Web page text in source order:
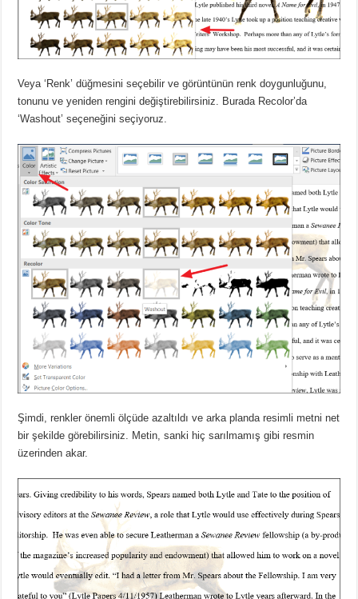
Veya ‘Renk’ düğmesini seçebilir ve görüntünün renk doygunluğunu,
tonunu ve yeniden rengini değiştirebilirsiniz.
Burada Recolor’da
‘Washout’ seçeneğini seçiyoruz.
Şimdi, renkler önemli ölçüde azaltıldı ve arka planda resimli metni net
bir şekilde görebilirsiniz. Metin, sanki hiç sarılmamış gibi resmin
üzerinden akar.